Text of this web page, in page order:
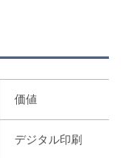
価値
デジタル印刷